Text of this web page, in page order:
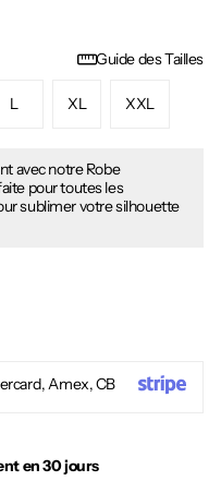
Guide des Tailles
L XL XXL
avec notre Robe
pour toutes les
sublimer votre silhouette
Amex, CB
en 30 jours